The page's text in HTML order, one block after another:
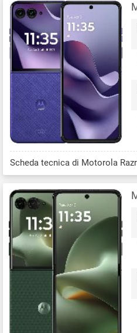
Scheda tecnica di Motorola